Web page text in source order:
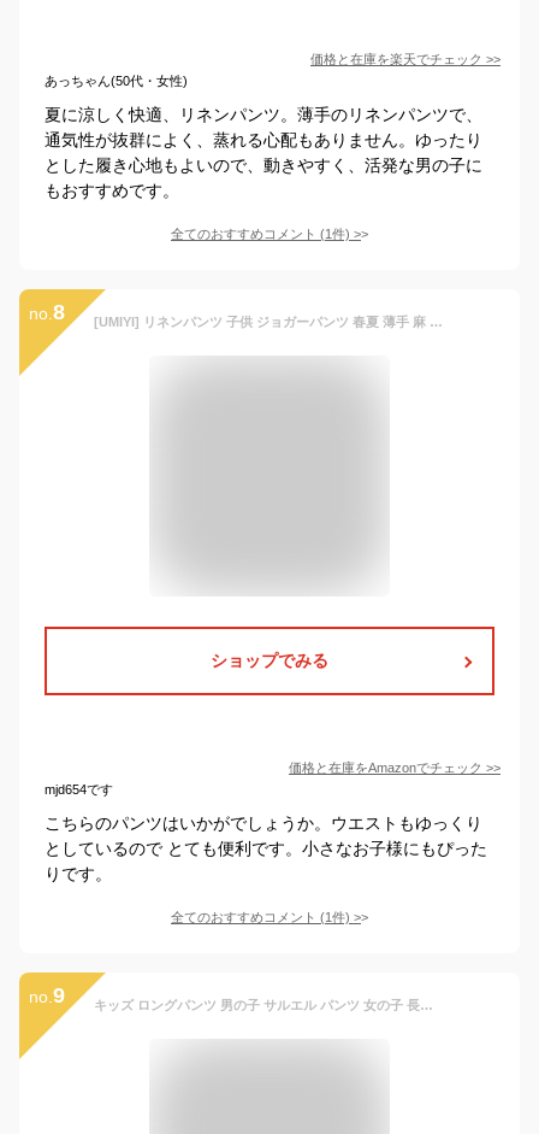
価格と在庫を楽天でチェック >>
あっちゃん(50代・女性)
夏に涼しく快適、リネンパンツ。薄手のリネンパンツで、
通気性が抜群によく、蒸れる心配もありません。ゆったり
とした履き心地もよいので、動きやすく、活発な男の子に
もおすすめです。
全てのおすすめコメント (1件) >
no. 8 [UMIYI] リネンパンツ 子供 ジョガーパンツ 春夏 薄手 麻 男の子 女の子 サルエルパンツ 涼しい キッズ サマーパンツ ゆったり 無地 快適 リネン カジュアルパンツ 長ズボン ロングパンツ 男女兼用 ブルー
ショップでみる
価格と在庫をAmazonでチェック >>
mjd654です
こちらのパンツはいかがでしょうか。ウエストもゆっくり
としているので とても便利です。小さなお子様にもぴった
りです。
全てのおすすめコメント (1件) >
no. 9 キッズ ロングパンツ 男の子 サルエル パンツ 女の子 長ズボン コットン リネン 子供服 ベビー スウェットパンツ 綿麻 通気性 男女兼用 薄手 春夏 6色 80-130 (ブルー, 100)